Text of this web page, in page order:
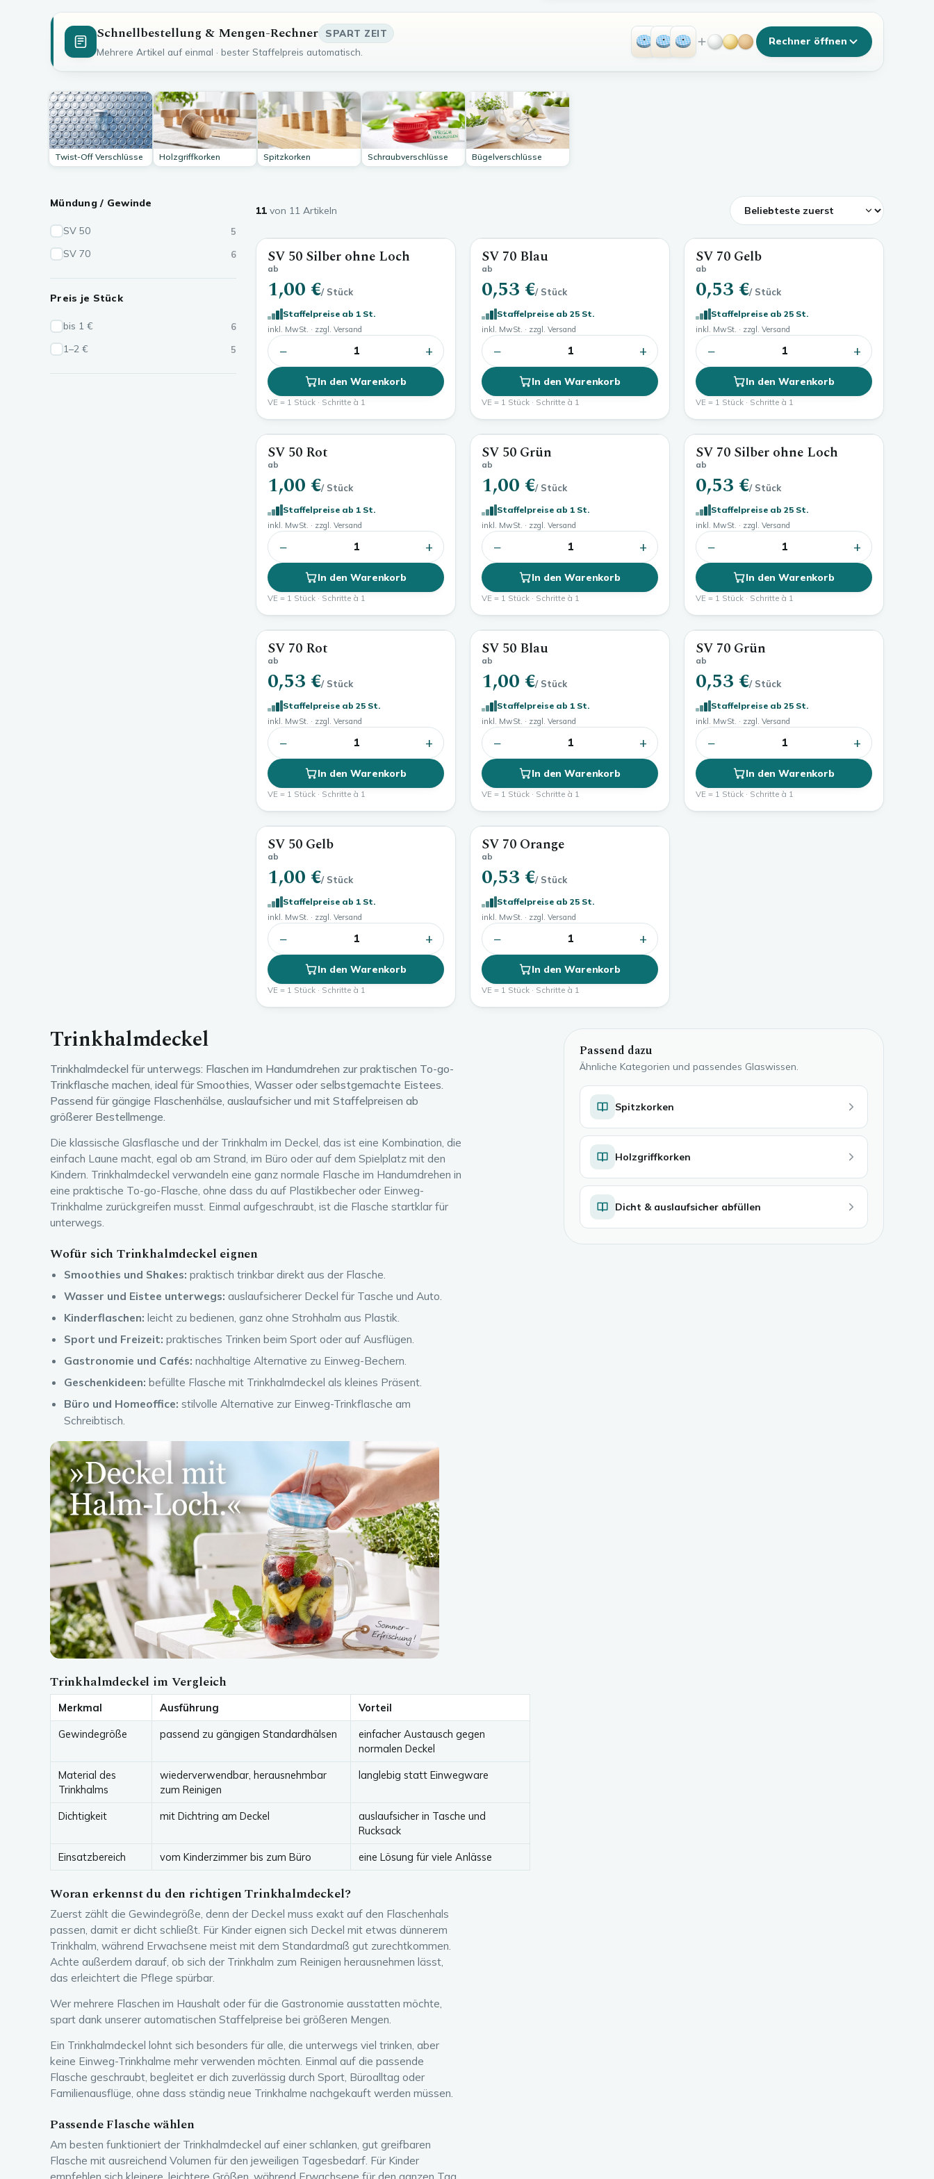
Schnellbestellung & Mengen-Rechner
SPART ZEIT
Mehrere Artikel auf einmal · bester Staffelpreis automatisch.
Rechner öffnen
Twist-Off Verschlüsse Holzgriffkorken Spitzkorken Schraubverschlüsse Bügelverschlüsse
Mündung / Gewinde
SV 50 5
SV 70 6
Preis je Stück
bis 1 € 6
1–2 € 5
11 von 11 Artikeln
SV 50 Silber ohne Loch
ab
1,00 €/ Stück
Staffelpreise ab 1 St.
inkl. MwSt. · zzgl. Versand
− 1 +
In den Warenkorb
VE = 1 Stück · Schritte à 1
SV 70 Blau
ab
0,53 €/ Stück
Staffelpreise ab 25 St.
inkl. MwSt. · zzgl. Versand
− 1 +
In den Warenkorb
VE = 1 Stück · Schritte à 1
SV 70 Gelb
ab
0,53 €/ Stück
Staffelpreise ab 25 St.
inkl. MwSt. · zzgl. Versand
− 1 +
In den Warenkorb
VE = 1 Stück · Schritte à 1
SV 50 Rot
ab
1,00 €/ Stück
Staffelpreise ab 1 St.
inkl. MwSt. · zzgl. Versand
− 1 +
In den Warenkorb
VE = 1 Stück · Schritte à 1
SV 50 Grün
ab
1,00 €/ Stück
Staffelpreise ab 1 St.
inkl. MwSt. · zzgl. Versand
− 1 +
In den Warenkorb
VE = 1 Stück · Schritte à 1
SV 70 Silber ohne Loch
ab
0,53 €/ Stück
Staffelpreise ab 25 St.
inkl. MwSt. · zzgl. Versand
− 1 +
In den Warenkorb
VE = 1 Stück · Schritte à 1
SV 70 Rot
ab
0,53 €/ Stück
Staffelpreise ab 25 St.
inkl. MwSt. · zzgl. Versand
− 1 +
In den Warenkorb
VE = 1 Stück · Schritte à 1
SV 50 Blau
ab
1,00 €/ Stück
Staffelpreise ab 1 St.
inkl. MwSt. · zzgl. Versand
− 1 +
In den Warenkorb
VE = 1 Stück · Schritte à 1
SV 70 Grün
ab
0,53 €/ Stück
Staffelpreise ab 25 St.
inkl. MwSt. · zzgl. Versand
− 1 +
In den Warenkorb
VE = 1 Stück · Schritte à 1
SV 50 Gelb
ab
1,00 €/ Stück
Staffelpreise ab 1 St.
inkl. MwSt. · zzgl. Versand
− 1 +
In den Warenkorb
VE = 1 Stück · Schritte à 1
SV 70 Orange
ab
0,53 €/ Stück
Staffelpreise ab 25 St.
inkl. MwSt. · zzgl. Versand
− 1 +
In den Warenkorb
VE = 1 Stück · Schritte à 1
Trinkhalmdeckel
Trinkhalmdeckel für unterwegs: Flaschen im Handumdrehen zur praktischen To-go-
Trinkflasche machen, ideal für Smoothies, Wasser oder selbstgemachte Eistees.
Passend für gängige Flaschenhälse, auslaufsicher und mit Staffelpreisen ab
größerer Bestellmenge.
Die klassische Glasflasche und der Trinkhalm im Deckel, das ist eine Kombination, die
einfach Laune macht, egal ob am Strand, im Büro oder auf dem Spielplatz mit den
Kindern. Trinkhalmdeckel verwandeln eine ganz normale Flasche im Handumdrehen in
eine praktische To-go-Flasche, ohne dass du auf Plastikbecher oder Einweg-
Trinkhalme zurückgreifen musst. Einmal aufgeschraubt, ist die Flasche startklar für
unterwegs.
Wofür sich Trinkhalmdeckel eignen
Smoothies und Shakes: praktisch trinkbar direkt aus der Flasche.
Wasser und Eistee unterwegs: auslaufsicherer Deckel für Tasche und Auto.
Kinderflaschen: leicht zu bedienen, ganz ohne Strohhalm aus Plastik.
Sport und Freizeit: praktisches Trinken beim Sport oder auf Ausflügen.
Gastronomie und Cafés: nachhaltige Alternative zu Einweg-Bechern.
Geschenkideen: befüllte Flasche mit Trinkhalmdeckel als kleines Präsent.
Büro und Homeoffice: stilvolle Alternative zur Einweg-Trinkflasche am
Schreibtisch.
Trinkhalmdeckel im Vergleich
Merkmal Ausführung
Vorteil
Gewindegröße
passend zu gängigen Standardhälsen
einfacher Austausch gegen
normalen Deckel
Material des
Trinkhalms
wiederverwendbar, herausnehmbar
zum Reinigen
langlebig statt Einwegware
Dichtigkeit mit Dichtring am Deckel
auslaufsicher in Tasche und
Rucksack
Einsatzbereich
vom Kinderzimmer bis zum Büro eine Lösung für viele Anlässe
Woran erkennst du den richtigen Trinkhalmdeckel?
Zuerst zählt die Gewindegröße, denn der Deckel muss exakt auf den Flaschenhals
passen, damit er dicht schließt. Für Kinder eignen sich Deckel mit etwas dünnerem
Trinkhalm, während Erwachsene meist mit dem Standardmaß gut zurechtkommen.
Achte außerdem darauf, ob sich der Trinkhalm zum Reinigen herausnehmen lässt,
das erleichtert die Pflege spürbar.
Wer mehrere Flaschen im Haushalt oder für die Gastronomie ausstatten möchte,
spart dank unserer automatischen Staffelpreise bei größeren Mengen.
Ein Trinkhalmdeckel lohnt sich besonders für alle, die unterwegs viel trinken, aber
keine Einweg-Trinkhalme mehr verwenden möchten. Einmal auf die passende
Flasche geschraubt, begleitet er dich zuverlässig durch Sport, Büroalltag oder
Familienausflüge, ohne dass ständig neue Trinkhalme nachgekauft werden müssen.
Passende Flasche wählen
Am besten funktioniert der Trinkhalmdeckel auf einer schlanken, gut greifbaren
Flasche mit ausreichend Volumen für den jeweiligen Tagesbedarf. Für Kinder
empfehlen sich kleinere, leichtere Größen, während Erwachsene für den ganzen Tag
Passend dazu
Ähnliche Kategorien und passendes Glaswissen.
Spitzkorken
Holzgriffkorken
Dicht & auslaufsicher abfüllen